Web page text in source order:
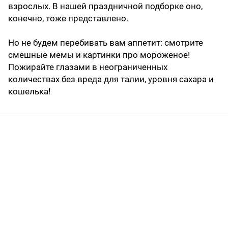
взрослых. В нашей праздничной подборке оно,
конечно, тоже представлено.
Но не будем перебивать вам аппетит: смотрите
смешные мемы и картинки про мороженое!
Пожирайте глазами в неограниченных
количествах без вреда для талии, уровня сахара и
кошелька!